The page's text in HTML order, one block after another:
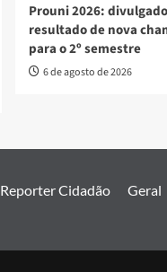
Prouni 2026: divulgado
resultado de nova
para o 2º semestre
6 de agosto de 2026
Reporter Cidadão Geral